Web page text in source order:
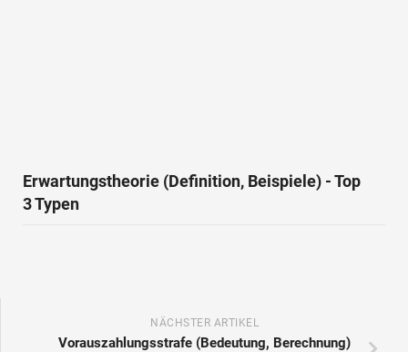
Erwartungstheorie (Definition, Beispiele) - Top
3 Typen
NÄCHSTER ARTIKEL
Vorauszahlungsstrafe (Bedeutung, Berechnung)